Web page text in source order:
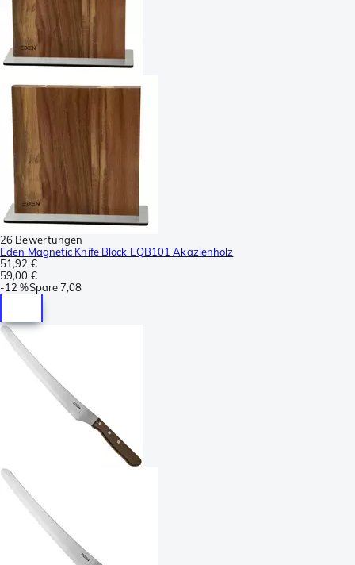
26 Bewertungen
Eden Magnetic Knife Block EQB101 Akazienholz
51,92 €
59,00 €
-12 %Spare7,08